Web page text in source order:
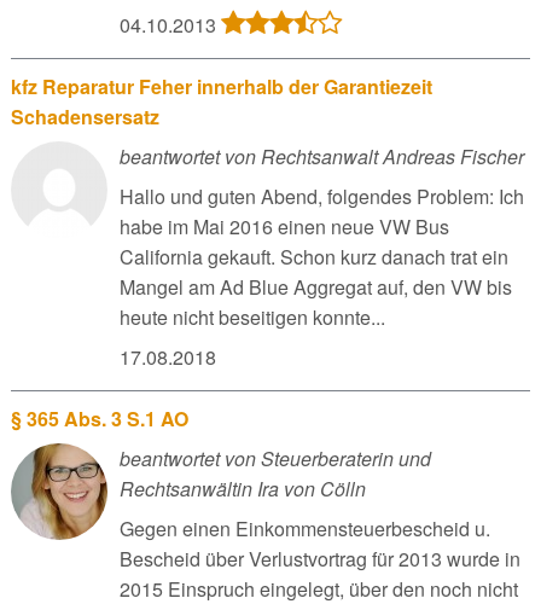
04.10.2013
kfz Reparatur Feher innerhalb der Garantiezeit
Schadensersatz
beantwortet von Rechtsanwalt Andreas Fischer
Hallo und guten Abend, folgendes Problem: Ich
habe im Mai 2016 einen neue VW Bus
California gekauft. Schon kurz danach trat ein
Mangel am Ad Blue Aggregat auf, den VW bis
heute nicht beseitigen konnte...
17.08.2018
§ 365 Abs. 3 S.1 AO
beantwortet von Steuerberaterin und
Rechtsanwältin Ira von Cölln
Gegen einen Einkommensteuerbescheid u.
Bescheid über Verlustvortrag für 2013 wurde in
2015 Einspruch eingelegt, über den noch nicht